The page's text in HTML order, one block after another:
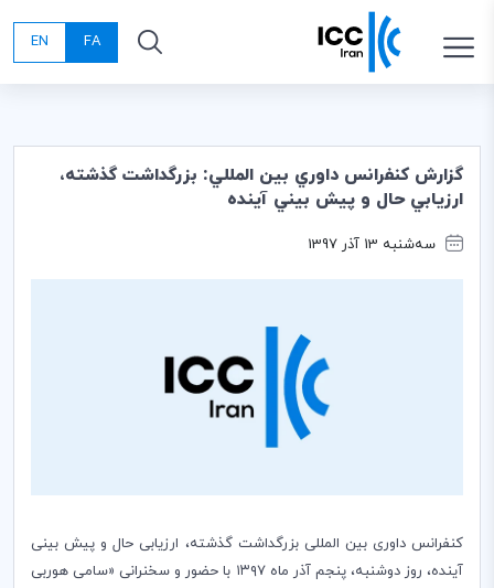
FA
EN
گزارش كنفرانس داوري بين المللي: بزرگداشت گذشته،
ارزيابي حال و پيش بيني آينده
سه‌شنبه 13 آذر 1397
کنفرانس داوری بین المللی بزرگداشت گذشته، ارزیابی حال و پیش بینی
آینده، روز دوشنبه، پنجم آذر ماه ۱۳۹7 با حضور و سخنرانی «سامی هوربی‌